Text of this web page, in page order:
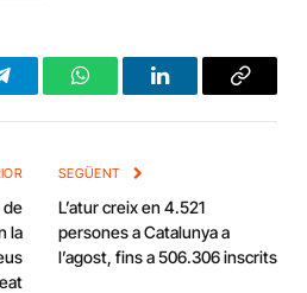
TelegramWhatsAppLinkedInCopy
de
la
SEGÜENT
L’atur creix en 4.521
persones a Catalunya a
l’agost, fins a 506.306 inscrits